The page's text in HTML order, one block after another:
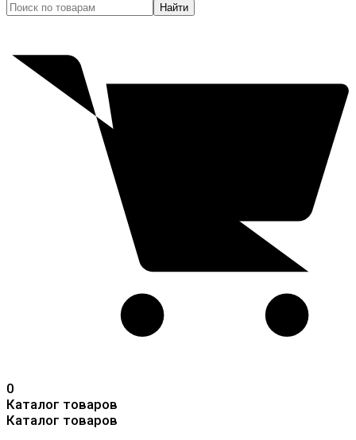
Найти
0
Каталог товаров
Каталог товаров